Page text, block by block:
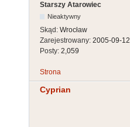
Starszy Atarowiec
Nieaktywny
Skąd: Wrocław
Zarejestrowany: 2005-09-12
Posty: 2,059
Strona
Cyprian